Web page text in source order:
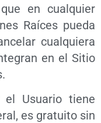
en cualquier
Raíces pueda
cualquiera
en el Sitio
Usuario tiene
es gratuito sin